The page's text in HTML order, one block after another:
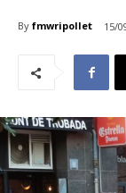
By fmwripollet 15/